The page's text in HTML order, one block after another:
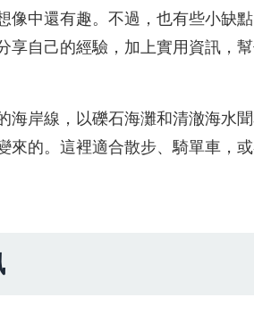
像中還有趣。不過，也有些小缺
享自己的經驗，加上實用資訊，
海岸線，以礫石海灘和清澈海水
來的。這裡適合散步、騎單車，